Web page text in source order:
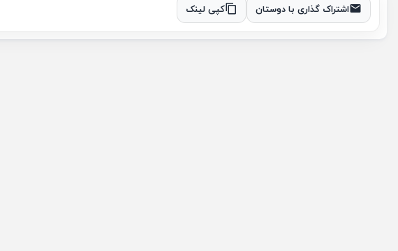
اشتراک گذاری با دوستان کپی لینک